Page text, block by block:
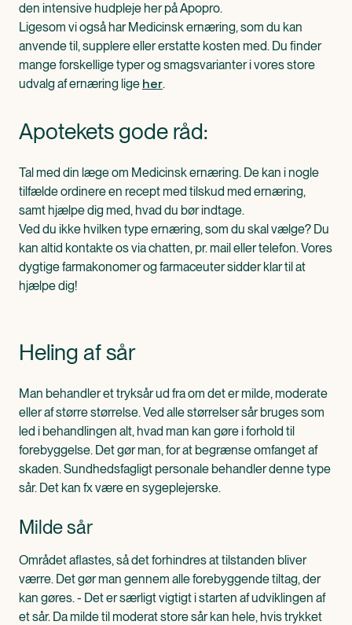
den intensive hudpleje her på Apopro.
Ligesom vi også har Medicinsk ernæring, som du kan
anvende til, supplere eller erstatte kosten med. Du finder
mange forskellige typer og smagsvarianter i vores store
udvalg af ernæring lige her.
Apotekets gode råd:
Tal med din læge om Medicinsk ernæring. De kan i nogle
tilfælde ordinere en recept med tilskud med ernæring,
samt hjælpe dig med, hvad du bør indtage.
Ved du ikke hvilken type ernæring, som du skal vælge? Du
kan altid kontakte os via chatten, pr. mail eller telefon. Vores
dygtige farmakonomer og farmaceuter sidder klar til at
hjælpe dig!
Heling af sår
Man behandler et tryksår ud fra om det er milde, moderate
eller af større størrelse. Ved alle størrelser sår bruges som
led i behandlingen alt, hvad man kan gøre i forhold til
forebyggelse. Det gør man, for at begrænse omfanget af
skaden. Sundhedsfagligt personale behandler denne type
sår. Det kan fx være en sygeplejerske.
Milde sår
Området aflastes, så det forhindres at tilstanden bliver
værre. Det gør man gennem alle forebyggende tiltag, der
kan gøres. - Det er særligt vigtigt i starten af udviklingen af
et sår. Da milde til moderat store sår kan hele, hvis trykket